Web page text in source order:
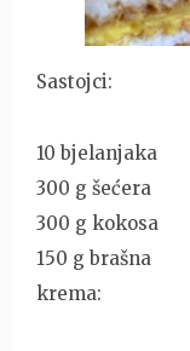
Sastojci:
10 bjelanjaka
300 g šećera
300 g kokosa
150 g brašna
krema: